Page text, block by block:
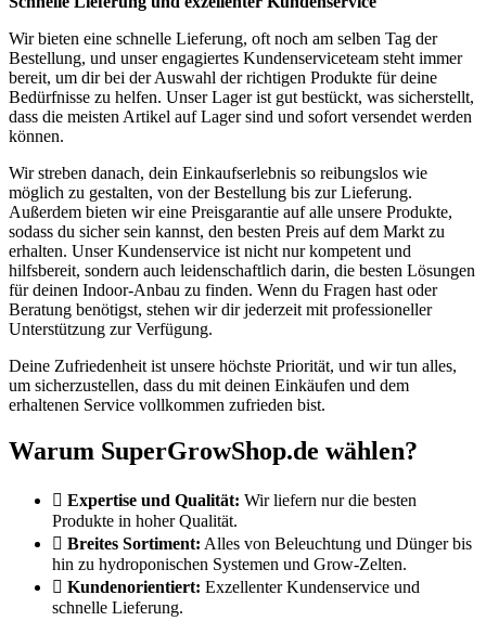
Wir bieten eine schnelle Lieferung, oft noch am selben Tag der
Bestellung, und unser engagiertes Kundenserviceteam steht immer
bereit, um dir bei der Auswahl der richtigen Produkte für deine
Bedürfnisse zu helfen. Unser Lager ist gut bestückt, was sicherstellt,
dass die meisten Artikel auf Lager sind und sofort versendet werden
können.
Wir streben danach, dein Einkaufserlebnis so reibungslos wie
möglich zu gestalten, von der Bestellung bis zur Lieferung.
Außerdem bieten wir eine Preisgarantie auf alle unsere Produkte,
sodass du sicher sein kannst, den besten Preis auf dem Markt zu
erhalten. Unser Kundenservice ist nicht nur kompetent und
hilfsbereit, sondern auch leidenschaftlich darin, die besten Lösungen
für deinen Indoor-Anbau zu finden. Wenn du Fragen hast oder
Beratung benötigst, stehen wir dir jederzeit mit professioneller
Unterstützung zur Verfügung.
Deine Zufriedenheit ist unsere höchste Priorität, und wir tun alles,
um sicherzustellen, dass du mit deinen Einkäufen und dem
erhaltenen Service vollkommen zufrieden bist.
Warum SuperGrowShop.de wählen?
Expertise und Qualität: Wir liefern nur die besten
Produkte in hoher Qualität.
Breites Sortiment: Alles von Beleuchtung und Dünger bis
hin zu hydroponischen Systemen und Grow-Zelten.
Kundenorientiert: Exzellenter Kundenservice und
schnelle Lieferung.